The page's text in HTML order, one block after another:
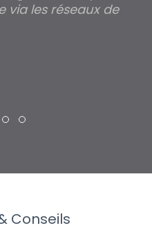
via les réseaux de
Conseils